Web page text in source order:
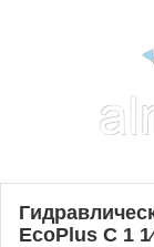
EcoPlus C 1